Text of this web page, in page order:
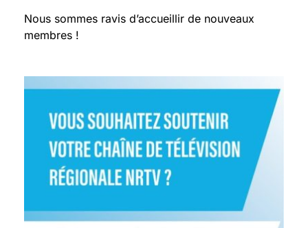
Nous sommes ravis d’accueillir de nouveaux
membres !